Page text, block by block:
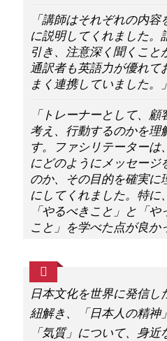
「講師はそれぞれの内
に説明してくれました。
引き、注意深く聞くこと
通訳者も英語力が優れて
まく連携していました。」
「トレーナーとして、
考え、行動するのかを理
す。ファシリテーターは
にどのようにメッセージ
のか、その目的を確実に
にしてくれました。特に
「やるべきこと」と「
こと」を学べた点が良か
日本文化を世界に発信し
紐解き、「日本人の精神
「気質」について、身